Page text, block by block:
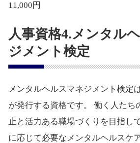
11,000円
人事資格4.メンタル
ジメント検定
メンタルヘルスマネジメント検定
が発行する資格です。 働く人たち
止と活力ある職場づくりを目指し
に応じて必要なメンタルヘルスケ